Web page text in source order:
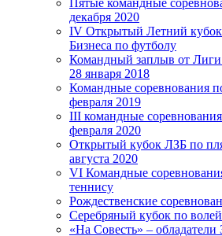
Пятые командные
декабря 2020
IV Открытый Летний
Бизнеса по футболу
Командный заплыв от Лиги
28 января 2018
Командные соревнования
февраля 2019
III командные
февраля 2020
Открытый кубок ЛЗБ по
августа 2020
VI Командные
теннису
Рождественские
Серебряный кубок по
«На Совесть» – обладатели